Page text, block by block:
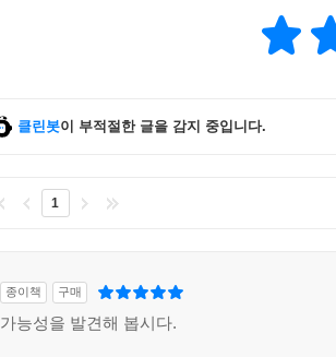
클린봇이 부적절한 글을 감지 중입니다.
1
종이책 구매
가능성을 발견해 봅시다.